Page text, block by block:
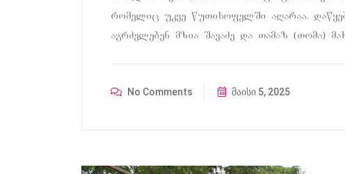
romelic ukve wuTisofelSi aRaraa.
agrZeleben mzia SavaZe da Tamaz (Toma)
No Comments მაისი 5, 2025